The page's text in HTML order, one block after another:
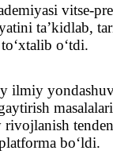
vitse-
ta’kidlab,
o‘tdi.
bo‘ldi.